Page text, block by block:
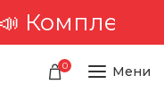
Комплетна
0 Мени